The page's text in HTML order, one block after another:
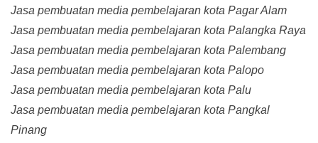
Jasa pembuatan media pembelajaran kota Pagar Alam
Jasa pembuatan media pembelajaran kota Palangka Raya
Jasa pembuatan media pembelajaran kota Palembang
Jasa pembuatan media pembelajaran kota Palopo
Jasa pembuatan media pembelajaran kota Palu
Jasa pembuatan media pembelajaran kota Pangkal
Pinang